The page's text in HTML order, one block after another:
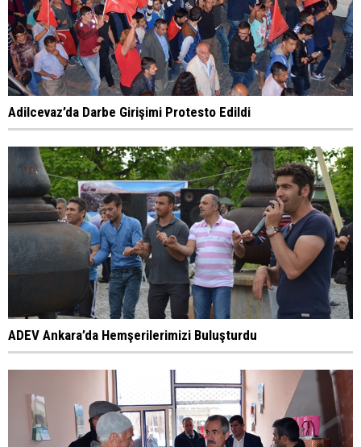
Adilcevaz’da Darbe Girişimi Protesto Edildi
ADEV Ankara’da Hemşerilerimizi Buluşturdu